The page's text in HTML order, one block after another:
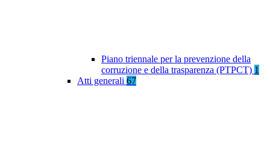
Piano triennale per la prevenzione della
corruzione e della trasparenza (PTPCT) 1
Atti generali 67